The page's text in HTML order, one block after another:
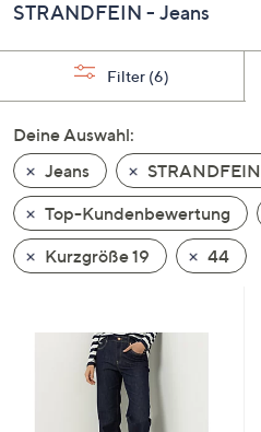
Pfeiltasten
nach
und
nach
unten
oder
wischen
Sie
auf
nach
STRANDFEIN - Jeans
Filter (6)
Deine Auswahl:
Jeans
STRANDFEIN
Top-Kundenbewertung
Kurzgröße 19
44